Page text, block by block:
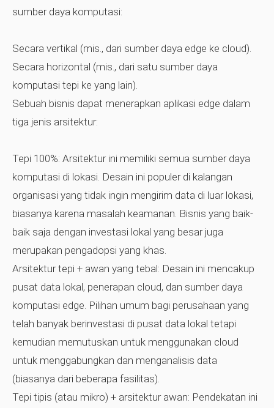
sumber daya komputasi:
Secara vertikal (mis., dari sumber daya edge ke cloud).
Secara horizontal (mis., dari satu sumber daya
komputasi tepi ke yang lain).
Sebuah bisnis dapat menerapkan aplikasi edge dalam
tiga jenis arsitektur:
Tepi 100%: Arsitektur ini memiliki semua sumber daya
komputasi di lokasi. Desain ini populer di kalangan
organisasi yang tidak ingin mengirim data di luar lokasi,
biasanya karena masalah keamanan. Bisnis yang baik-
baik saja dengan investasi lokal yang besar juga
merupakan pengadopsi yang khas.
Arsitektur tepi + awan yang tebal: Desain ini mencakup
pusat data lokal, penerapan cloud, dan sumber daya
komputasi edge. Pilihan umum bagi perusahaan yang
telah banyak berinvestasi di pusat data lokal tetapi
kemudian memutuskan untuk menggunakan cloud
untuk menggabungkan dan menganalisis data
(biasanya dari beberapa fasilitas).
Tepi tipis (atau mikro) + arsitektur awan: Pendekatan ini